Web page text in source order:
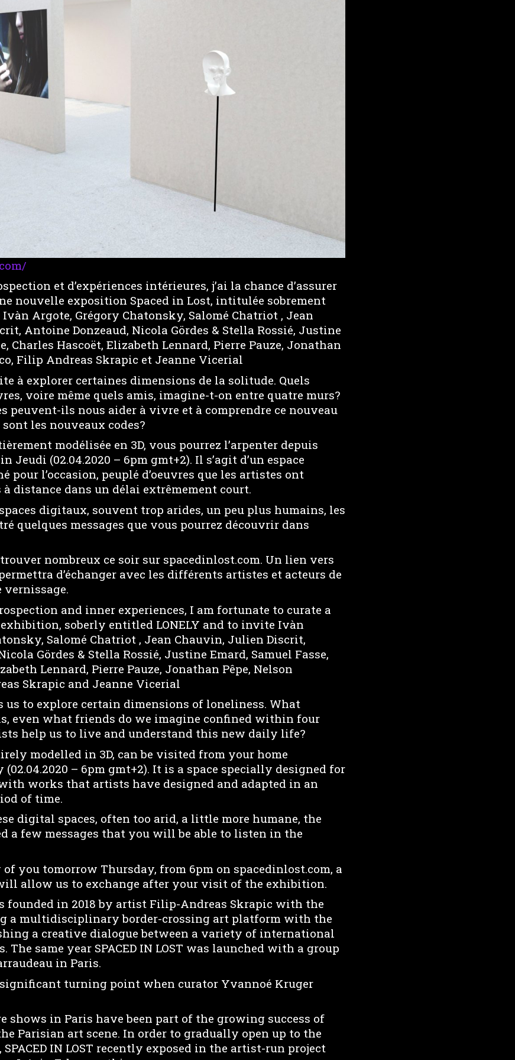
et d’expériences intérieures, j’ai la chance d’assurer
nouvelle exposition Spaced in Lost, intitulée sobrement
Argote, Grégory Chatonsky, Salomé Chatriot , Jean
Antoine Donzeaud, Nicola Gördes & Stella Rossié, Justine
Charles Hascoët, Elizabeth Lennard, Pierre Pauze, Jonathan
Filip Andreas Skrapic et Jeanne Vicerial
à explorer certaines dimensions de la solitude. Quels
voire même quels amis, imagine-t-on entre quatre murs?
peuvent-ils nous aider à vivre et à comprendre ce nouveau
les nouveaux codes?
modélisée en 3D, vous pourrez l’arpenter depuis
Jeudi (02.04.2020 – 6pm gmt+2). Il s’agit d’un espace
pour l’occasion, peuplé d’oeuvres que les artistes ont
à distance dans un délai extrêmement court.
digitaux, souvent trop arides, un peu plus humains, les
quelques messages que vous pourrez découvrir dans
nombreux ce soir sur spacedinlost.com. Un lien vers
d’échanger avec les différents artistes et acteurs de
vernissage.
and inner experiences, I am fortunate to curate a
soberly entitled LONELY and to invite Ivàn
Salomé Chatriot , Jean Chauvin, Julien Discrit,
Gördes & Stella Rossié, Justine Emard, Samuel Fasse,
Lennard, Pierre Pauze, Jonathan Pêpe, Nelson
Skrapic and Jeanne Vicerial
to explore certain dimensions of loneliness. What
even what friends do we imagine confined within four
help us to live and understand this new daily life?
modelled in 3D, can be visited from your home
– 6pm gmt+2). It is a space specially designed for
works that artists have designed and adapted in an
of time.
digital spaces, often too arid, a little more humane, the
a few messages that you will be able to listen in the
of you tomorrow Thursday, from 6pm on spacedinlost.com, a
allow us to exchange after your visit of the exhibition.
founded in 2018 by artist Filip-Andreas Skrapic with the
a multidisciplinary border-crossing art platform with the
a creative dialogue between a variety of international
The same year SPACED IN LOST was launched with a group
in Paris.
significant turning point when curator Yvannoé Kruger
shows in Paris have been part of the growing success of
the Parisian art scene. In order to gradually open up to the
IN LOST recently exposed in the artist-run project